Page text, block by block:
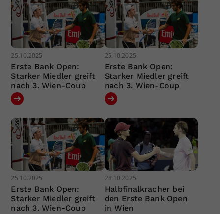
25.10.2025
Erste Bank Open:
Starker Miedler greift
nach 3. Wien-Coup
25.10.2025
Erste Bank Open:
Starker Miedler greift
nach 3. Wien-Coup
25.10.2025
Erste Bank Open:
Starker Miedler greift
nach 3. Wien-Coup
24.10.2025
Halbfinalkracher bei
den Erste Bank Open
in Wien